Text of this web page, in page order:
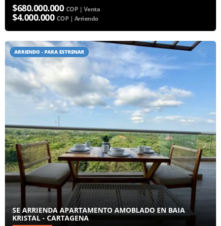
$680.000.000 COP | Venta
$4.000.000 COP | Arriendo
ARRIENDO - PARA ESTRENAR
SE ARRIENDA APARTAMENTO AMOBLADO EN BAIA
KRISTAL - CARTAGENA